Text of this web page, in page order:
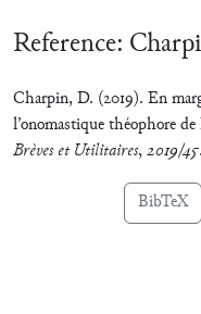
Reference:
Charpin, D. (2019). En
l’onomastique théophore
Brèves et Utilitaires,2019/45.
BibTeX